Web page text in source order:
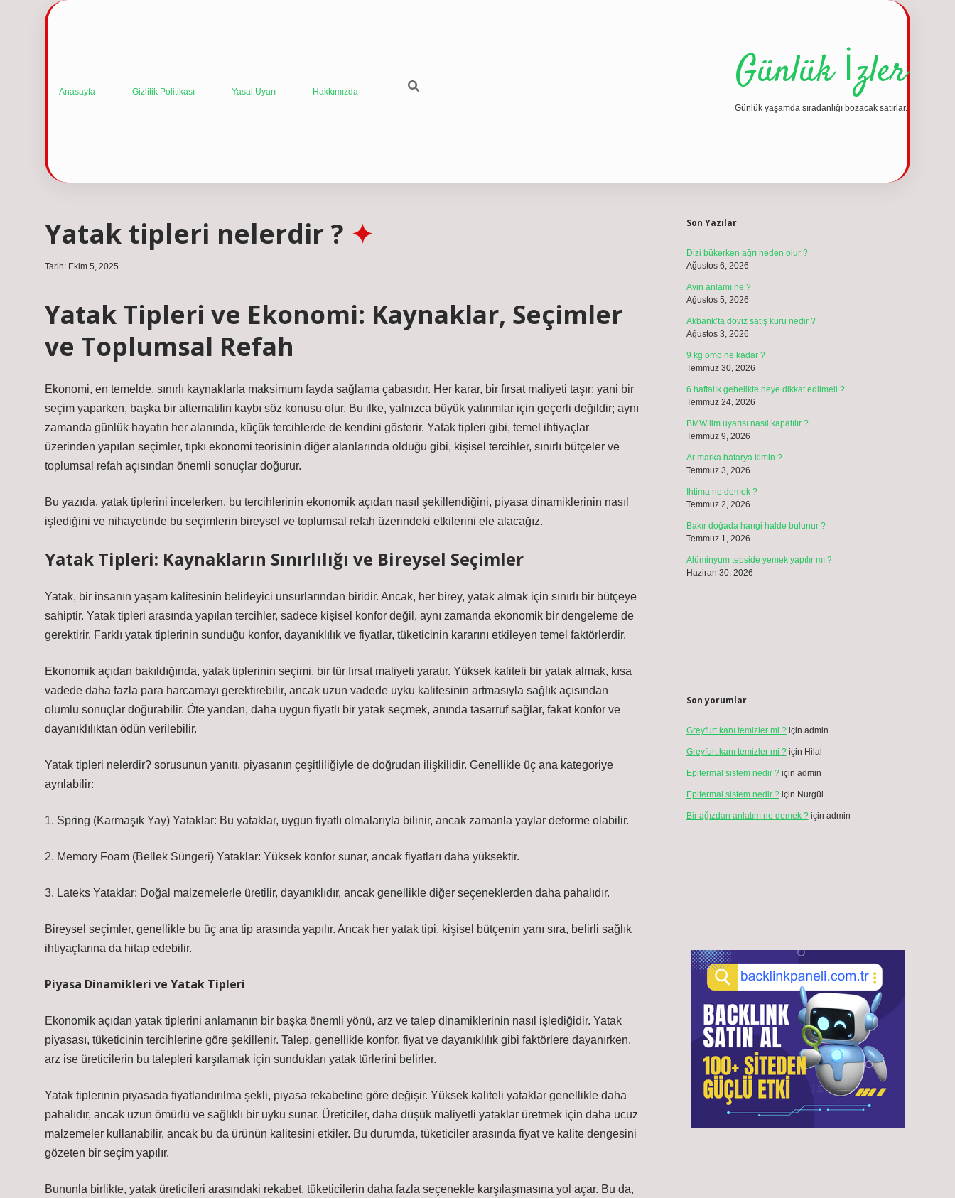
Anasayfa Gizlilik Politikası Yasal Uyarı Hakkımızda Günlük İzler
Günlük yaşamda sıradanlığı bozacak satırlar.
Yatak tipleri nelerdir ?
Tarih: Ekim 5, 2025
Yatak Tipleri ve Ekonomi: Kaynaklar, Seçimler
ve Toplumsal Refah
Ekonomi, en temelde, sınırlı kaynaklarla maksimum fayda sağlama çabasıdır. Her karar, bir fırsat maliyeti taşır; yani bir
seçim yaparken, başka bir alternatifin kaybı söz konusu olur. Bu ilke, yalnızca büyük yatırımlar için geçerli değildir; aynı
zamanda günlük hayatın her alanında, küçük tercihlerde de kendini gösterir. Yatak tipleri gibi, temel ihtiyaçlar
üzerinden yapılan seçimler, tıpkı ekonomi teorisinin diğer alanlarında olduğu gibi, kişisel tercihler, sınırlı bütçeler ve
toplumsal refah açısından önemli sonuçlar doğurur.
Bu yazıda, yatak tiplerini incelerken, bu tercihlerinin ekonomik açıdan nasıl şekillendiğini, piyasa dinamiklerinin nasıl
işlediğini ve nihayetinde bu seçimlerin bireysel ve toplumsal refah üzerindeki etkilerini ele alacağız.
Yatak Tipleri: Kaynakların Sınırlılığı ve Bireysel Seçimler
Yatak, bir insanın yaşam kalitesinin belirleyici unsurlarından biridir. Ancak, her birey, yatak almak için sınırlı bir bütçeye
sahiptir. Yatak tipleri arasında yapılan tercihler, sadece kişisel konfor değil, aynı zamanda ekonomik bir dengeleme de
gerektirir. Farklı yatak tiplerinin sunduğu konfor, dayanıklılık ve fiyatlar, tüketicinin kararını etkileyen temel faktörlerdir.
Ekonomik açıdan bakıldığında, yatak tiplerinin seçimi, bir tür fırsat maliyeti yaratır. Yüksek kaliteli bir yatak almak, kısa
vadede daha fazla para harcamayı gerektirebilir, ancak uzun vadede uyku kalitesinin artmasıyla sağlık açısından
olumlu sonuçlar doğurabilir. Öte yandan, daha uygun fiyatlı bir yatak seçmek, anında tasarruf sağlar, fakat konfor ve
dayanıklılıktan ödün verilebilir.
Yatak tipleri nelerdir? sorusunun yanıtı, piyasanın çeşitliliğiyle de doğrudan ilişkilidir. Genellikle üç ana kategoriye
ayrılabilir:
1. Spring (Karmaşık Yay) Yataklar: Bu yataklar, uygun fiyatlı olmalarıyla bilinir, ancak zamanla yaylar deforme olabilir.
2. Memory Foam (Bellek Süngeri) Yataklar: Yüksek konfor sunar, ancak fiyatları daha yüksektir.
3. Lateks Yataklar: Doğal malzemelerle üretilir, dayanıklıdır, ancak genellikle diğer seçeneklerden daha pahalıdır.
Bireysel seçimler, genellikle bu üç ana tip arasında yapılır. Ancak her yatak tipi, kişisel bütçenin yanı sıra, belirli sağlık
ihtiyaçlarına da hitap edebilir.
Piyasa Dinamikleri ve Yatak Tipleri
Ekonomik açıdan yatak tiplerini anlamanın bir başka önemli yönü, arz ve talep dinamiklerinin nasıl işlediğidir. Yatak
piyasası, tüketicinin tercihlerine göre şekillenir. Talep, genellikle konfor, fiyat ve dayanıklılık gibi faktörlere dayanırken,
arz ise üreticilerin bu talepleri karşılamak için sundukları yatak türlerini belirler.
Yatak tiplerinin piyasada fiyatlandırılma şekli, piyasa rekabetine göre değişir. Yüksek kaliteli yataklar genellikle daha
pahalıdır, ancak uzun ömürlü ve sağlıklı bir uyku sunar. Üreticiler, daha düşük maliyetli yataklar üretmek için daha ucuz
malzemeler kullanabilir, ancak bu da ürünün kalitesini etkiler. Bu durumda, tüketiciler arasında fiyat ve kalite dengesini
gözeten bir seçim yapılır.
Bununla birlikte, yatak üreticileri arasındaki rekabet, tüketicilerin daha fazla seçenekle karşılaşmasına yol açar. Bu da,
Son Yazılar
Dizi bükerken ağrı neden olur ?
Ağustos 6, 2026
Avin anlamı ne ?
Ağustos 5, 2026
Akbank’ta döviz satış kuru nedir ?
Ağustos 3, 2026
9 kg omo ne kadar ?
Temmuz 30, 2026
6 haftalık gebelikte neye dikkat edilmeli ?
Temmuz 24, 2026
BMW lim uyarısı nasıl kapatılır ?
Temmuz 9, 2026
Ar marka batarya kimin ?
Temmuz 3, 2026
İhtima ne demek ?
Temmuz 2, 2026
Bakır doğada hangi halde bulunur ?
Temmuz 1, 2026
Alüminyum tepside yemek yapılır mı ?
Haziran 30, 2026
Son yorumlar
Greyfurt kanı temizler mi ?için admin
Greyfurt kanı temizler mi ?için Hilal
Epitermal sistem nedir ?için admin
Epitermal sistem nedir ?için Nurgül
Bir ağızdan anlatım ne demek ?için admin